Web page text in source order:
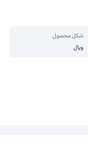
شکل محصول
ویال